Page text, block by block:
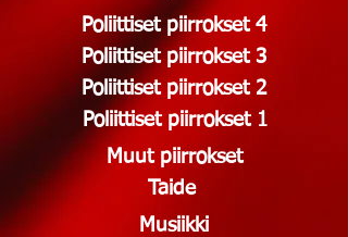
Poliittiset piirrokset 4
Poliittiset piirrokset 3
Poliittiset piirrokset 2
Poliittiset piirrokset 1
Muut piirrokset
Taide
Musiikki